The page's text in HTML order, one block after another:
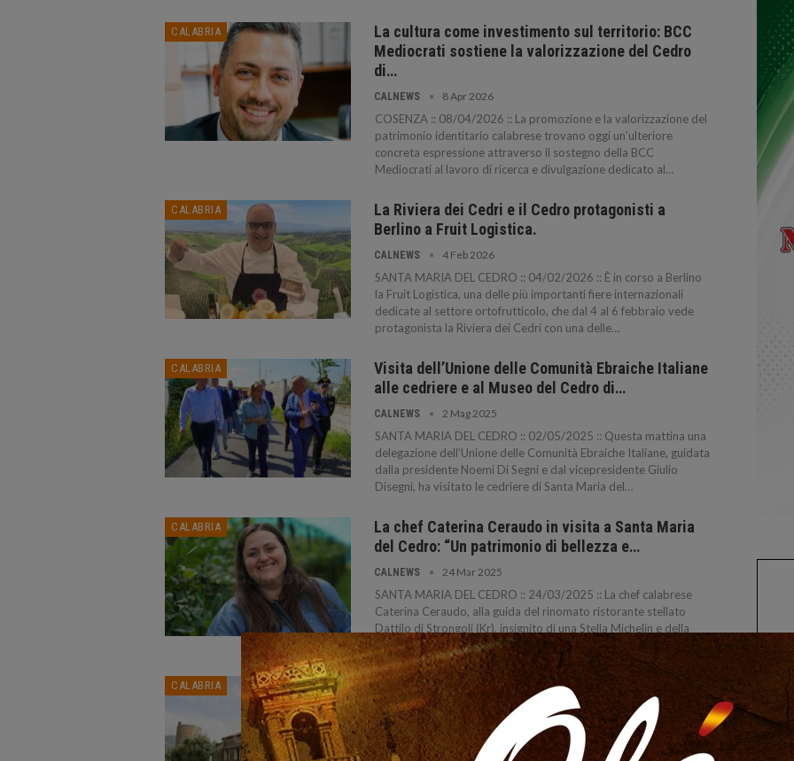
CALABRIA
La cultura come investimento sul territorio: BCC
Mediocrati sostiene la valorizzazione del Cedro
di…
CALNEWS 8 Apr 2026
COSENZA :: 08/04/2026 :: La promozione e la valorizzazione del
patrimonio identitario calabrese trovano oggi un’ulteriore
concreta espressione attraverso il sostegno della BCC
Mediocrati al lavoro di ricerca e divulgazione dedicato al…
CALABRIA
La Riviera dei Cedri e il Cedro protagonisti a
Berlino a Fruit Logistica.
CALNEWS 4 Feb 2026
SANTA MARIA DEL CEDRO :: 04/02/2026 :: È in corso a Berlino
la Fruit Logistica, una delle più importanti fiere internazionali
dedicate al settore ortofrutticolo, che dal 4 al 6 febbraio vede
protagonista la Riviera dei Cedri con una delle…
CALABRIA
Visita dell’Unione delle Comunità Ebraiche Italiane
alle cedriere e al Museo del Cedro di…
CALNEWS 2 Mag 2025
SANTA MARIA DEL CEDRO :: 02/05/2025 :: Questa mattina una
delegazione dell’Unione delle Comunità Ebraiche Italiane, guidata
dalla presidente Noemi Di Segni e dal vicepresidente Giulio
Disegni, ha visitato le cedriere di Santa Maria del…
CALABRIA
La chef Caterina Ceraudo in visita a Santa Maria
del Cedro: “Un patrimonio di bellezza e…
CALNEWS 24 Mar 2025
SANTA MARIA DEL CEDRO :: 24/03/2025 :: La chef calabrese
Caterina Ceraudo, alla guida del rinomato ristorante stellato
Dattilo di Strongoli (Kr), insignito di una Stella Michelin e della
prestigiosa Stella Verde, è stata protagonista di una…
CALABRIA
A Santa Maria del Cedro incontro pubblico per la
costituzione del Consorzio del Cedro DOP.
CALNEWS 18 Mar 2025
SANTA MARIA DEL CEDRO :: 18/03/2025 :: Sabato 22 marzo